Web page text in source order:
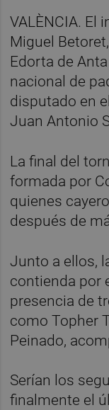
VALÈNCIA. El
Miguel
Edorta de
nacional de
disputado en
Juan Antonio
La final del
formada por
quienes
después de
Junto a ellos,
contienda por
presencia de
como Topher
Peinado,
Serían los
finalmente el